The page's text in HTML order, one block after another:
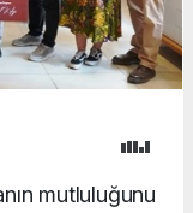
mutluluğunu